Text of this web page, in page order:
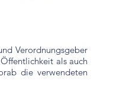
Verordnungsgeber
als auch
die verwendeten